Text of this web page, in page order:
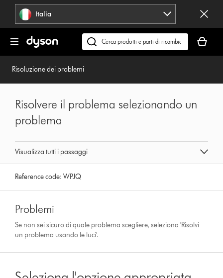
navigazione Italia
Cerca
su
carrello
è
Risoluzione dei problemi
Visualizza tutti i passaggi
Risolvere il problema selezionando un
problema
Reference code:WPJQ
Problemi
Se non sei sicuro di quale problema scegliere, seleziona 'Risolvi
un problema usando le luci'.